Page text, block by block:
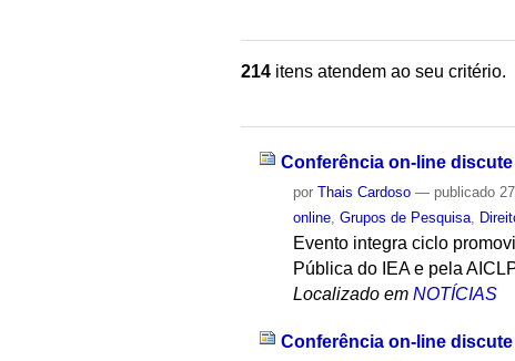
214 itens atendem ao seu critério.
Conferência on-line
porThais Cardoso — publicado
online ,Grupos de Pesquisa
Evento integra ciclo
Pública do IEA e pela
Localizado em NOTÍCIAS
Conferência on-line